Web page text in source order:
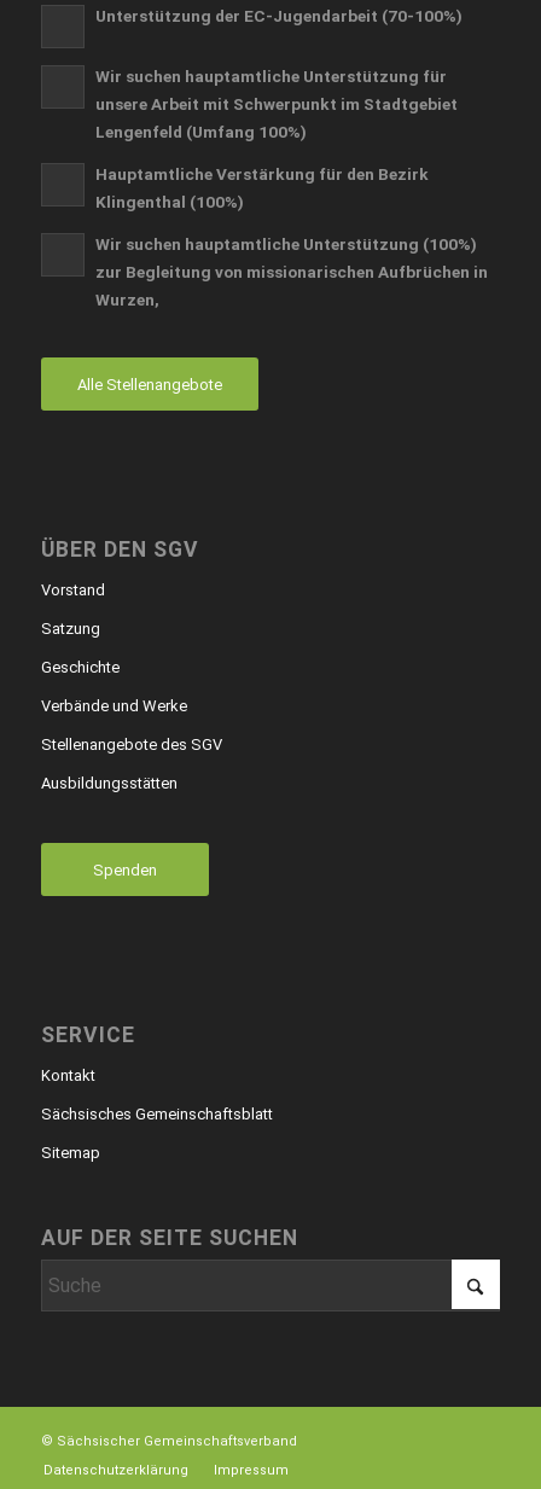
Unterstützung der EC-Jugendarbeit (70-100%)
Wir suchen hauptamtliche Unterstützung für
unsere Arbeit mit Schwerpunkt im Stadtgebiet
Lengenfeld (Umfang 100%)
Hauptamtliche Verstärkung für den Bezirk
Klingenthal (100%)
Wir suchen hauptamtliche Unterstützung (100%)
zur Begleitung von missionarischen Aufbrüchen in
Wurzen,
Alle Stellenangebote
ÜBER DEN SGV
Vorstand
Satzung
Geschichte
Verbände und Werke
Stellenangebote des SGV
Ausbildungsstätten
Spenden
SERVICE
Kontakt
Sächsisches Gemeinschaftsblatt
Sitemap
AUF DER SEITE SUCHEN
© Sächsischer Gemeinschaftsverband
Datenschutzerklärung
Impressum